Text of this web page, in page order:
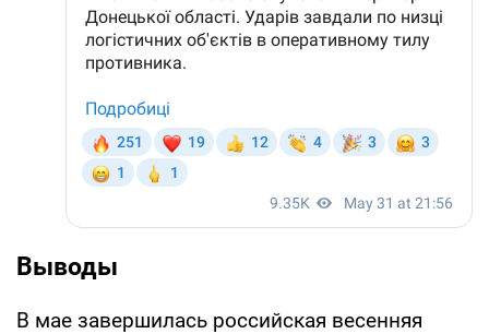
Выводы
В мае завершилась российская весенняя